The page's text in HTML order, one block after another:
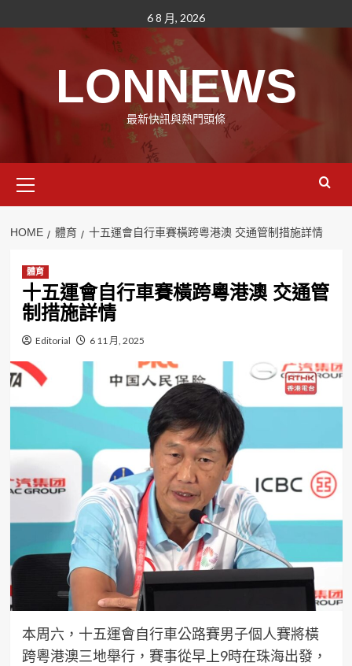
to
6 8 月, 2026
LONNEWS
最新快訊與熱門頭條
Menu
HOME 體育 十五運會自行車賽橫跨粵港澳 交通管制措施詳情
體育
十五運會自行車賽橫跨粵港澳 交通管
制措施詳情
Editorial 6 11 月, 2025
本周六，十五運會自行車公路賽男子個人賽將橫
跨粵港澳三地舉行，賽事從早上9時在珠海出發，